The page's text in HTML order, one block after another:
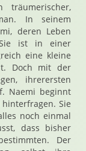
In seinem
deren Leben
ist in einer
eine kleine
Doch mit der
ihrerersten
Naemi beginnt
Sie
noch einmal
dass bisher
Der